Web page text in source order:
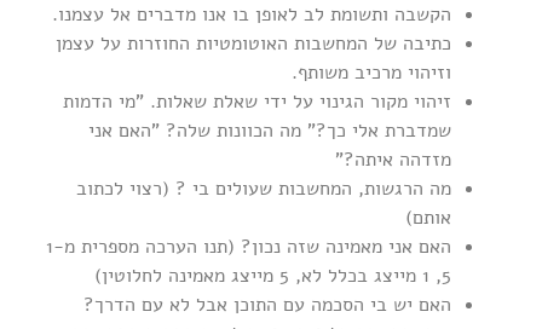
הקשבה ותשומת לב לאופן בו אנו מדברים אל עצמנו.
כתיבה של המחשבות האוטומטיות החוזרות על עצמן
וזיהוי מרכיב משותף.
זיהוי מקור הגינוי על ידי שאלת שאלות. "מי הדמות
שמדברת אלי כך?" מה הכוונות שלה? "האם אני
מזדהה איתה?"
מה הרגשות, המחשבות שעולים בי ? (רצוי לכתוב
אותם)
האם אני מאמינה שזה נכון? (תנו הערכה מספרית מ1-
5, 1 מייצג בכלל לא, 5 מייצג מאמינה לחלוטין)
האם יש בי הסכמה עם התוכן אבל לא עם הדרך?